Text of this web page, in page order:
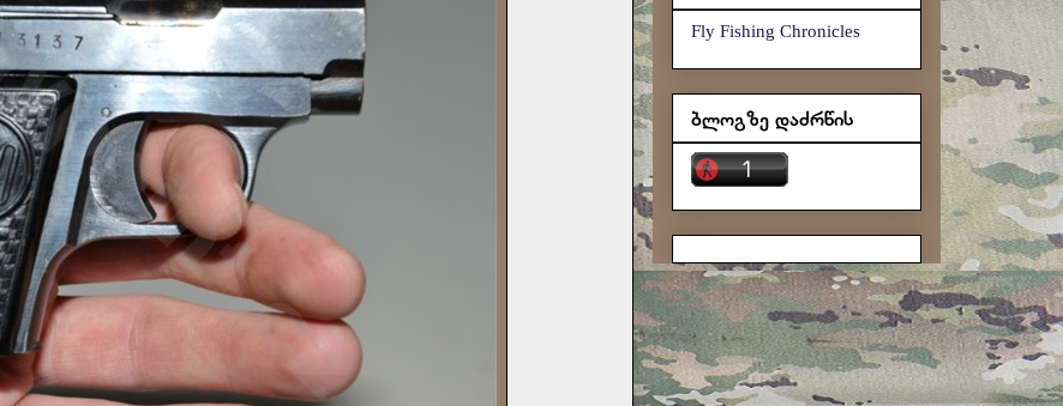
Fly Fishing Chronicles
ბლოგზე დაძრწის